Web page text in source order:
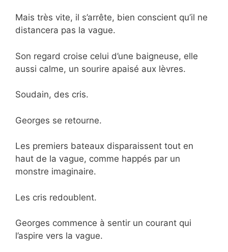
Mais très vite, il s’arrête, bien conscient qu’il ne
distancera pas la vague.
Son regard croise celui d’une baigneuse, elle
aussi calme, un sourire apaisé aux lèvres.
Soudain, des cris.
Georges se retourne.
Les premiers bateaux disparaissent tout en
haut de la vague, comme happés par un
monstre imaginaire.
Les cris redoublent.
Georges commence à sentir un courant qui
l’aspire vers la vague.